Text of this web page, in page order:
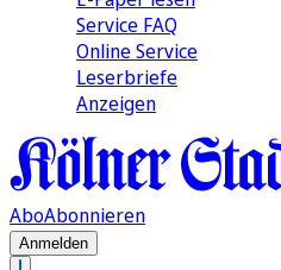
Service FAQ
Online Service
Leserbriefe
Anzeigen
AboAbonnieren
Anmelden